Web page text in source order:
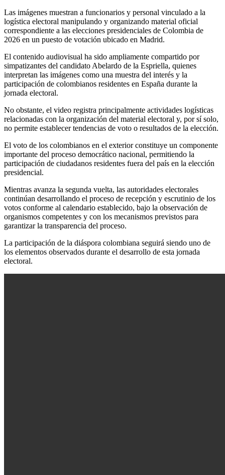
Las imágenes muestran a funcionarios y personal vinculado a la
logística electoral manipulando y organizando material oficial
correspondiente a las elecciones presidenciales de Colombia de
2026 en un puesto de votación ubicado en Madrid.
El contenido audiovisual ha sido ampliamente compartido por
simpatizantes del candidato Abelardo de la Espriella, quienes
interpretan las imágenes como una muestra del interés y la
participación de colombianos residentes en España durante la
jornada electoral.
No obstante, el video registra principalmente actividades logísticas
relacionadas con la organización del material electoral y, por sí solo,
no permite establecer tendencias de voto o resultados de la elección.
El voto de los colombianos en el exterior constituye un componente
importante del proceso democrático nacional, permitiendo la
participación de ciudadanos residentes fuera del país en la elección
presidencial.
Mientras avanza la segunda vuelta, las autoridades electorales
continúan desarrollando el proceso de recepción y escrutinio de los
votos conforme al calendario establecido, bajo la observación de
organismos competentes y con los mecanismos previstos para
garantizar la transparencia del proceso.
La participación de la diáspora colombiana seguirá siendo uno de
los elementos observados durante el desarrollo de esta jornada
electoral.